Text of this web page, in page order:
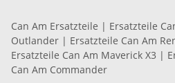
Can Am Ersatzteile | Ersatzteile
Outlander | Ersatzteile Can Am
Ersatzteile Can Am Maverick X3 |
Can Am Commander